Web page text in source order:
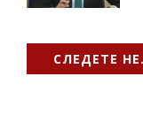
СЛЕДЕТЕ